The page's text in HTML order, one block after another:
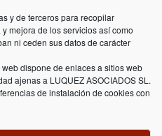
y de terceros para recopilar
mejora de los servicios así como
ni ceden sus datos de carácter
dispone de enlaces a sitios web
ajenas a LUQUEZ ASOCIADOS SL.
de instalación de cookies con